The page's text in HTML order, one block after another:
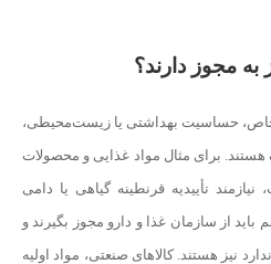
به مجوز دارند؟
خاص، حساسیت بهداشتی یا زیست‌محیطی،
هستند. برای مثال مواد غذایی و محصولات
تأییدیه قرنطینه گیاهی یا دامی
از سازمان غذا و دارو مجوز بگیرند و
نیز هستند. کالاهای صنعتی، مواد اولیه